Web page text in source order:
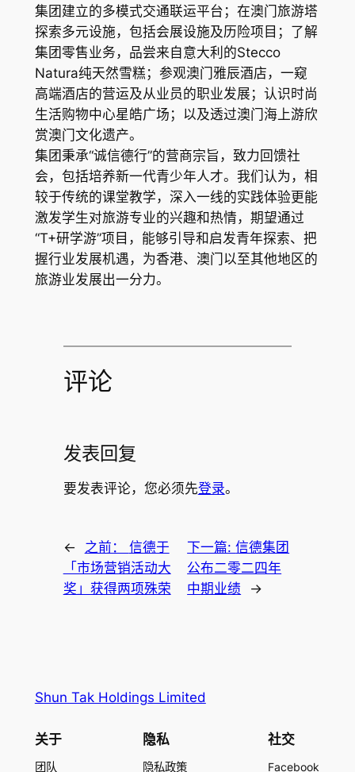
集团建立的多模式交通联运平台；在澳门旅游塔
探索多元设施，包括会展设施及历险项目；了解
集团零售业务，品尝来自意大利的Stecco
Natura纯天然雪糕；参观澳门雅辰酒店，一窥
高端酒店的营运及从业员的职业发展；认识时尚
生活购物中心星皓广场；以及透过澳门海上游欣
赏澳门文化遗产。
集团秉承“诚信德行”的营商宗旨，致力回馈社
会，包括培养新一代青少年人才。我们认为，相
较于传统的课堂教学，深入一线的实践体验更能
激发学生对旅游专业的兴趣和热情，期望通过
“T+研学游”项目，能够引导和启发青年探索、把
握行业发展机遇，为香港、澳门以至其他地区的
旅游业发展出一分力。
评论
发表回复
要发表评论，您必须先登录。
← 之前： 信德于
「市场营销活动大
奖」获得两项殊荣
下一篇:信德集团
公布二零二四年
中期业绩
→
Shun Tak Holdings Limited
关于
团队
隐私
隐私政策
社交
Facebook